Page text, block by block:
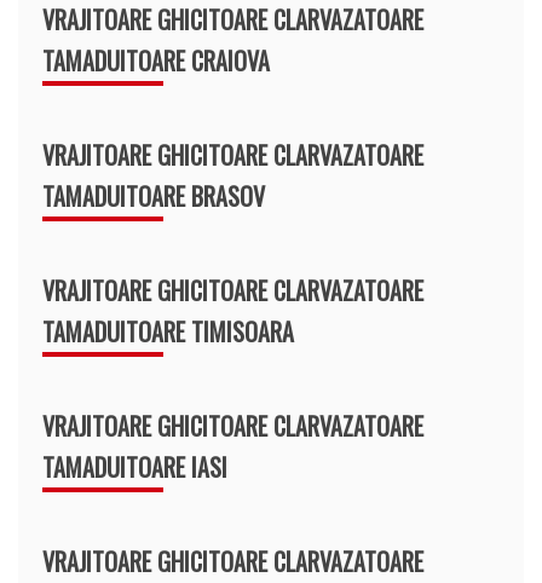
VRAJITOARE GHICITOARE CLARVAZATOARE
TAMADUITOARE CRAIOVA
VRAJITOARE GHICITOARE CLARVAZATOARE
TAMADUITOARE BRASOV
VRAJITOARE GHICITOARE CLARVAZATOARE
TAMADUITOARE TIMISOARA
VRAJITOARE GHICITOARE CLARVAZATOARE
TAMADUITOARE IASI
VRAJITOARE GHICITOARE CLARVAZATOARE